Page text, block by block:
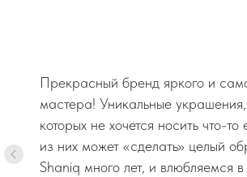
Прекрасный бренд яркого и
мастера! Уникальные
которых не хочется носить что-
из них может «сделать» целый
Shaniq много лет, и влюбляемся